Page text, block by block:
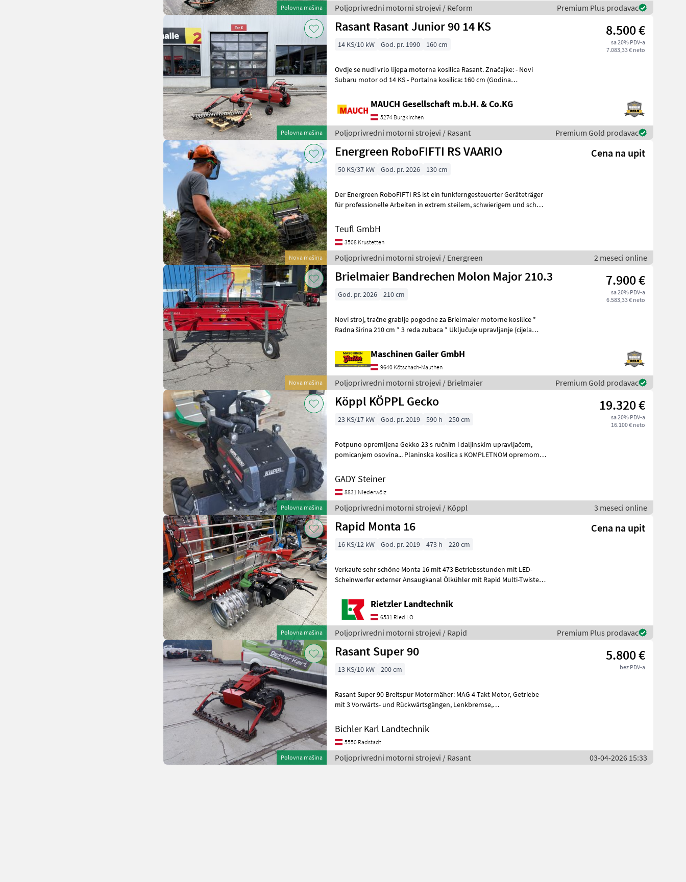
Polovna mašina Poljoprivredni motorni strojevi / Reform Premium Plus prodavac
Polovna mašina
Rasant Rasant Junior 90 14 KS 8.500 €
sa 20% PDV-a
7.083,33 € neto
14 KS/10 kW God. pr. 1990 160 cm
Ovdje se nudi vrlo lijepa motorna kosilica Rasant. Značajke: - Novi
Subaru motor od 14 KS - Portalna kosilica: 160 cm (Godina
MAUCH Gesellschaft m.b.H. & Co.KG
5274 Burgkirchen
Poljoprivredni motorni strojevi / Rasant Premium Gold prodavac
Nova mašina
Energreen RoboFIFTI RS VAARIO Cena na upit
50 KS/37 kW God. pr. 2026 130 cm
Der Energreen RoboFIFTI RS ist ein funkferngesteuerter Geräteträger
für professionelle Arbeiten in extrem steilem, schwierigem und schwer
Teufl GmbH
3508 Krustetten
Poljoprivredni motorni strojevi / Energreen 2 meseci online
Nova mašina
Brielmaier Bandrechen Molon Major 210.3 7.900 €
sa 20% PDV-a
6.583,33 € neto
God. pr. 2026 210 cm
Novi stroj, tračne grablje pogodne za Brielmaier motorne kosilice *
Radna širina 210 cm * 3 reda zubaca * Uključuje upravljanje (cijela
Maschinen Gailer GmbH
9640 Kötschach-Mauthen
Poljoprivredni motorni strojevi / Brielmaier Premium Gold prodavac
Polovna mašina
Köppl KÖPPL Gecko 19.320 €
sa 20% PDV-a
16.100 € neto
23 KS/17 kW God. pr. 2019 590 h 250 cm
Potpuno opremljena Gekko 23 s ručnim i daljinskim upravljačem,
pomicanjem osovina... Planinska kosilica s KOMPLETNOM opremom!
GADY Steiner
8831 Niederwölz
Poljoprivredni motorni strojevi / Köppl 3 meseci online
Polovna mašina
Rapid Monta 16 Cena na upit
16 KS/12 kW God. pr. 2019 473 h 220 cm
Verkaufe sehr schöne Monta 16 mit 473 Betriebsstunden mit LED-
Scheinwerfer externer Ansaugkanal Ölkühler mit Rapid Multi-Twister
Rietzler Landtechnik
6531 Ried I.O.
Poljoprivredni motorni strojevi / Rapid Premium Plus prodavac
Polovna mašina
Rasant Super 90 5.800 €
bez PDV-a
13 KS/10 kW 200 cm
Rasant Super 90 Breitspur Motormäher: MAG 4-Takt Motor, Getriebe
mit 3 Vorwärts- und Rückwärtsgängen, Lenkbremse,
Bichler Karl Landtechnik
5550 Radstadt
Poljoprivredni motorni strojevi / Rasant 03-04-2026 15:33